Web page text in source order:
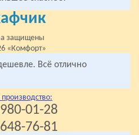
Всё отлично
защищены
«Комфорт»
на заказ
01-28
76-81